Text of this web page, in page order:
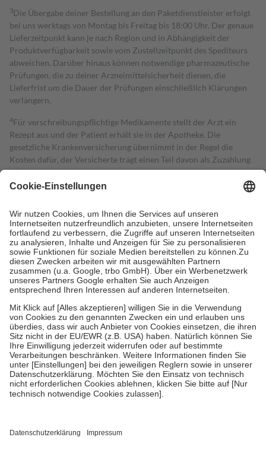
3Die Übergabe deiner Bestellung an den Paketdienstleister erfolgt
bei uns werktags von Montag bis Freitag bis 18:00 Uhr. Der genaue
Lieferzeitpunkt kann je nach Region und in Abhängigkeit der
Produktverfügbarkeit sowie vom Zustellzeitpunkt des Spediteurs
abweichen. Darüber hinaus können notwendige pharmazeutische
Prüfungen, die zu deiner Arzneimittelsicherheit dienen, die
Lieferfrist um die Dauer der Prüfungen einschließlich Klärungen
verlängern.
4Für verschreibungspflichtige Medikamente stellt der Arzt ein
Rezept aus und der Patient erhält sie in der Apotheke. Die
gesetzliche Krankenversicherung übernimmt in der Regel die
Kosten dafür, der Versicherte trägt einen Teil davon als Zuzahlung
mit.
Grundsätzlich leisten Mitglieder Zuzahlungen in Höhe von zehn
höchstens zehn Euro.
Es sind jedoch nie mehr als die tatsächlichen
Kosten der Leistung zu entrichten.
Diese Regeln gelten grundsätzlich auch für Online-Apotheken.
Bei Heilmitteln und häuslicher Krankenpflege beträgt die
Zuzahlung zehn Prozent der Kosten sowie zehn Euro je
Verordnung.
Um das Engagement der Versicherten für ihre eigene Gesundheit zu
stärken und die besondere Stellung der Familie zu unterstützen,
fallenkeine Zuzahlungenan bei:
• Kindern und Jugendlichen bis zum vollendeten 18. Lebensjahr
mit Ausnahme der Fahrkosten
• Untersuchungen zur Vorsorge und Früherkennung, die von der
GKV getragen werden
• empfohlenen Schutzimpfungen
• Harn- und Blutteststreifen
getroffen, um sicherzustellen, dass es sich um echte Bewertungen